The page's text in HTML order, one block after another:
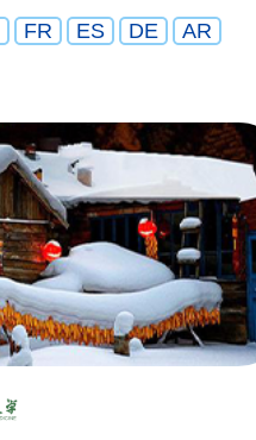
FR ES DE AR